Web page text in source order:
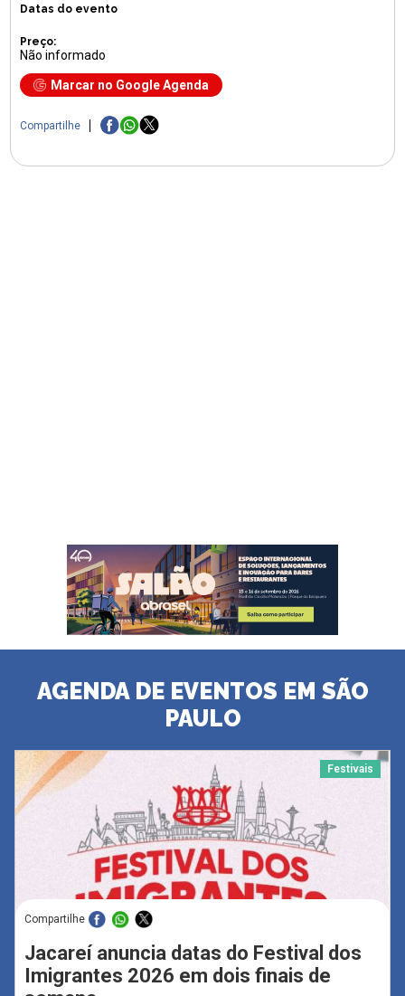
Datas do evento
Preço:
Não informado
Marcar no Google Agenda
Compartilhe
AGENDA DE EVENTOS EM SÃO
PAULO
Festivais
Compartilhe
Jacareí anuncia datas do Festival dos
Imigrantes 2026 em dois finais de